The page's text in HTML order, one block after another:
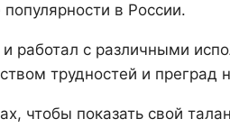
в России.
работал с различными
трудностей и преград
чтобы показать свой